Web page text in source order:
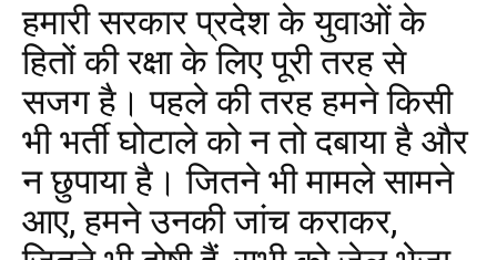
हमारी सरकार प्रदेश के युवाओं के
हितों की रक्षा के लिए पूरी तरह से
सजग है। पहले की तरह हमने किसी
भी भर्ती घोटाले को न तो दबाया है और
न छुपाया है। जितने भी मामले सामने
आए, हमने उनकी जांच कराकर,